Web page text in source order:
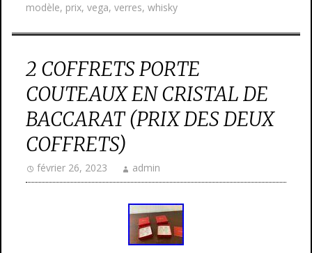
modèle, prix, vega, verres, whisky
2 COFFRETS PORTE
COUTEAUX EN CRISTAL DE
BACCARAT (PRIX DES DEUX
COFFRETS)
février 26, 2023 admin